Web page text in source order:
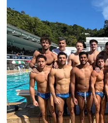
MASCULINO
–
SUPERLIGA
SUDAMERICANA
–
ETAPA
1